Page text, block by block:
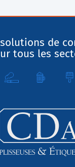
de
tous les